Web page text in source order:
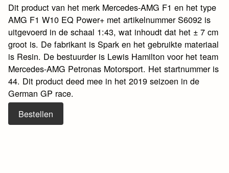
Dit product van het merk Mercedes-AMG F1 en het type
AMG F1 W10 EQ Power+ met artikelnummer S6092 is
uitgevoerd in de schaal 1:43, wat inhoudt dat het ± 7 cm
groot is. De fabrikant is Spark en het gebruikte materiaal
is Resin. De bestuurder is Lewis Hamilton voor het team
Mercedes-AMG Petronas Motorsport. Het startnummer is
44. Dit product deed mee in het 2019 seizoen in de
German GP race.
Bestellen